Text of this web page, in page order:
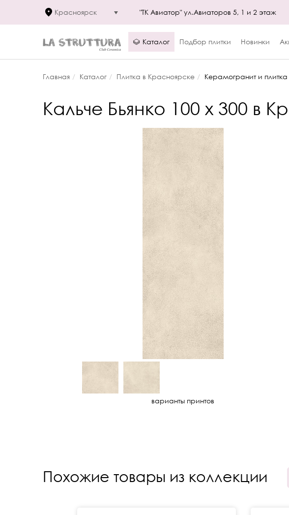
Красноярск "ТК Авиатор" ул.Авиаторов 5, 1 и 2 этаж
Каталог Подбор плитки Новинки
Главная Каталог Плитка в Красноярске Керамогранит и
Кальче Бьянко 100 x 300 в
варианты принтов
Похожие товары из коллекции